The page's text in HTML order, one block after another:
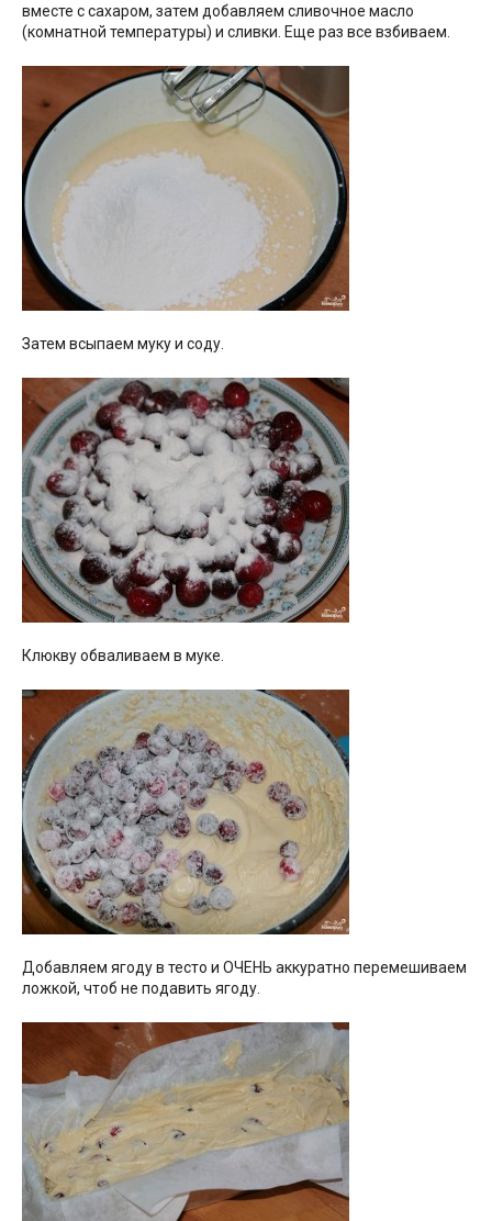
вместе с сахаром, затем добавляем сливочное масло
(комнатной температуры) и сливки. Еще раз все взбиваем.
Затем всыпаем муку и соду.
Клюкву обваливаем в муке.
Добавляем ягоду в тесто и ОЧЕНЬ аккуратно перемешиваем
ложкой, чтоб не подавить ягоду.